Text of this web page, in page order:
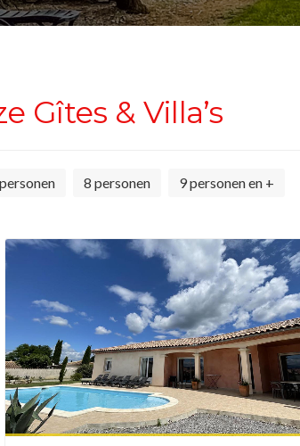
Gîtes & Villa’s
8 personen 9 personen en +